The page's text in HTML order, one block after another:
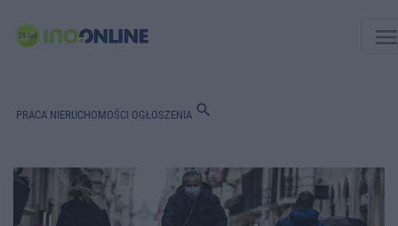
PRACA NIERUCHOMOŚCI OGŁOSZENIA search